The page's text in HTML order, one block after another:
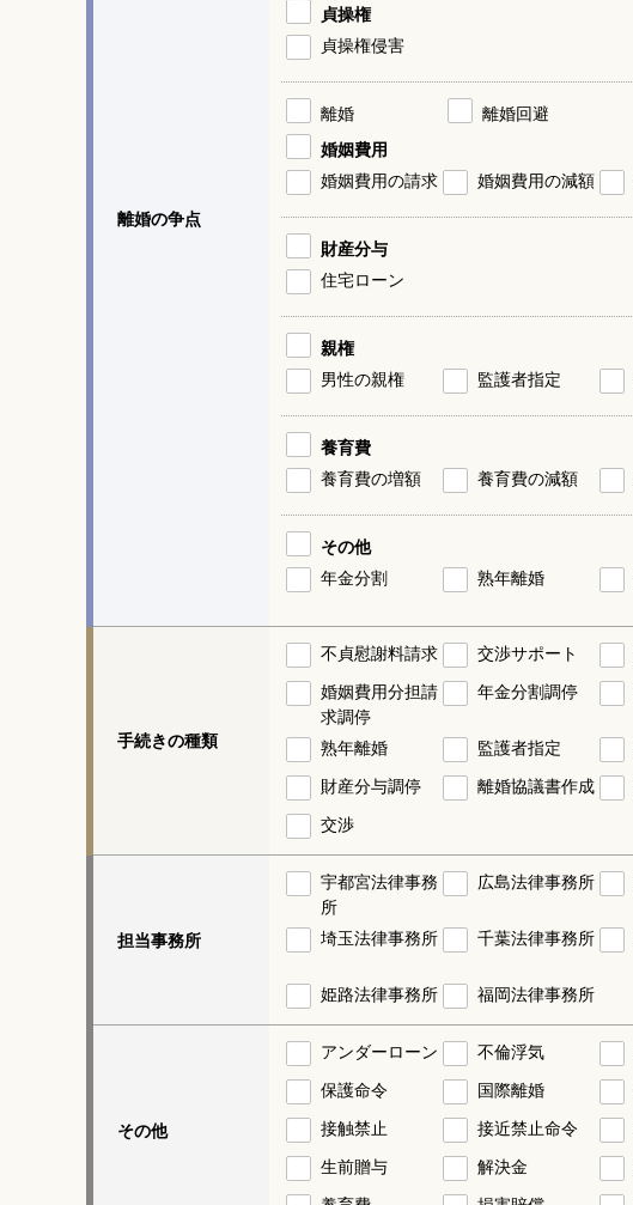
離婚の争点
貞操権
貞操権侵害
離婚
離婚回避
婚姻費用
婚姻費用の請求
婚姻費用の減額
財産分与
住宅ローン
親権
男性の親権
監護者指定
養育費
養育費の増額
養育費の減額
その他
年金分割
熟年離婚
手続きの種類
不貞慰謝料請求 交渉サポート
婚姻費用分担請
求調停
年金分割調停
熟年離婚 監護者指定
財産分与調停
離婚協議書作成
交渉
担当事務所
宇都宮法律事務
所
広島法律事務所
埼玉法律事務所 千葉法律事務所
姫路法律事務所 福岡法律事務所
その他
アンダーローン 不倫浮気
保護命令
国際離婚
接触禁止
接近禁止命令
生前贈与
解決金